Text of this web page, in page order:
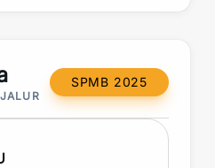
SPMB 2025